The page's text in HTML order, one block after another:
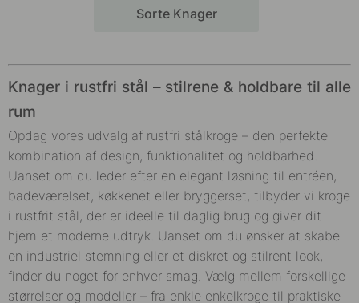
Sorte Knager
Knager i rustfri stål – stilrene & holdbare til alle
rum
Opdag vores udvalg af rustfri stålkroge – den perfekte
kombination af design, funktionalitet og holdbarhed.
Uanset om du leder efter en elegant løsning til entréen,
badeværelset, køkkenet eller bryggerset, tilbyder vi kroge
i rustfrit stål, der er ideelle til daglig brug og giver dit
hjem et moderne udtryk. Uanset om du ønsker at skabe
en industriel stemning eller et diskret og stilrent look,
finder du noget for enhver smag. Vælg mellem forskellige
størrelser og modeller – fra enkle enkelkroge til praktiske